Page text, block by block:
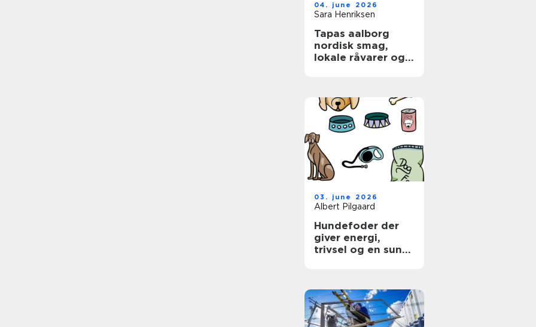
04. june 2026
Sara Henriksen
Tapas aalborg
nordisk smag,
lokale råvarer og
03. june 2026
Albert Pilgaard
Hundefoder der
giver energi,
trivsel og en sund